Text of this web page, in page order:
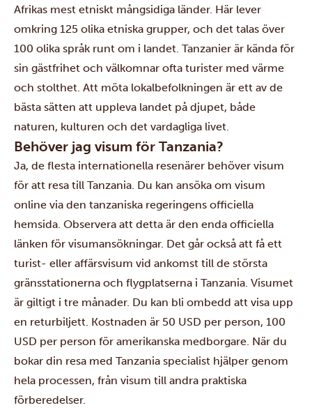
Afrikas mest etniskt mångsidiga länder. Här lever
omkring 125 olika etniska grupper, och det talas över
100 olika språk runt om i landet. Tanzanier är kända för
sin gästfrihet och välkomnar ofta turister med värme
och stolthet. Att möta lokalbefolkningen är ett av de
bästa sätten att uppleva landet på djupet, både
naturen, kulturen och det vardagliga livet.
Behöver jag visum för Tanzania?
Ja, de flesta internationella resenärer behöver visum
för att resa till Tanzania. Du kan ansöka om visum
online via den tanzaniska regeringens officiella
hemsida. Observera att detta är den enda officiella
länken för visumansökningar. Det går också att få ett
turist- eller affärsvisum vid ankomst till de största
gränsstationerna och flygplatserna i Tanzania. Visumet
är giltigt i tre månader. Du kan bli ombedd att visa upp
en returbiljett. Kostnaden är 50 USD per person, 100
USD per person för amerikanska medborgare. När du
bokar din resa med Tanzania specialist hjälper genom
hela processen, från visum till andra praktiska
förberedelser.